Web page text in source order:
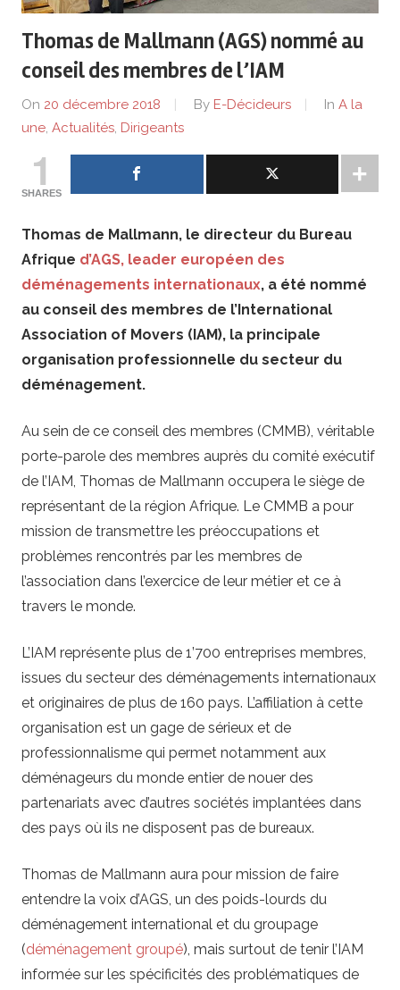
de
lentreprise
et
ses
dirigeants
Thomas de Mallmann (AGS) nommé au
conseil des membres de l’IAM
On 20 décembre 2018 By E-Décideurs In A la
une, Actualités, Dirigeants
1
SHARES
Thomas de Mallmann, le directeur du Bureau
Afrique d’AGS, leader européen des
déménagements internationaux, a été nommé
au conseil des membres de l’International
Association of Movers (IAM), la principale
organisation professionnelle du secteur du
déménagement.
Au sein de ce conseil des membres (CMMB), véritable
porte-parole des membres auprès du comité exécutif
de l’IAM, Thomas de Mallmann occupera le siège de
représentant de la région Afrique. Le CMMB a pour
mission de transmettre les préoccupations et
problèmes rencontrés par les membres de
l’association dans l’exercice de leur métier et ce à
travers le monde.
L’IAM représente plus de 1’700 entreprises membres,
issues du secteur des déménagements internationaux
et originaires de plus de 160 pays. L’affiliation à cette
organisation est un gage de sérieux et de
professionnalisme qui permet notamment aux
déménageurs du monde entier de nouer des
partenariats avec d’autres sociétés implantées dans
des pays où ils ne disposent pas de bureaux.
Thomas de Mallmann aura pour mission de faire
entendre la voix d’AGS, un des poids-lourds du
déménagement international et du groupage
(déménagement groupé), mais surtout de tenir l’IAM
informée sur les spécificités des problématiques de